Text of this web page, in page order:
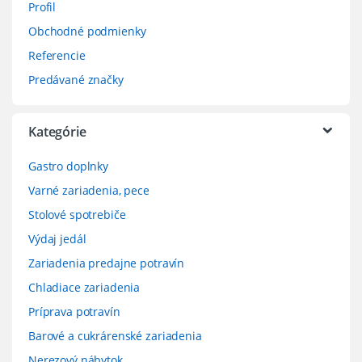
Profil
Obchodné podmienky
Referencie
Predávané značky
Kategórie
Gastro doplnky
Varné zariadenia, pece
Stolové spotrebiče
Výdaj jedál
Zariadenia predajne potravín
Chladiace zariadenia
Príprava potravín
Barové a cukrárenské zariadenia